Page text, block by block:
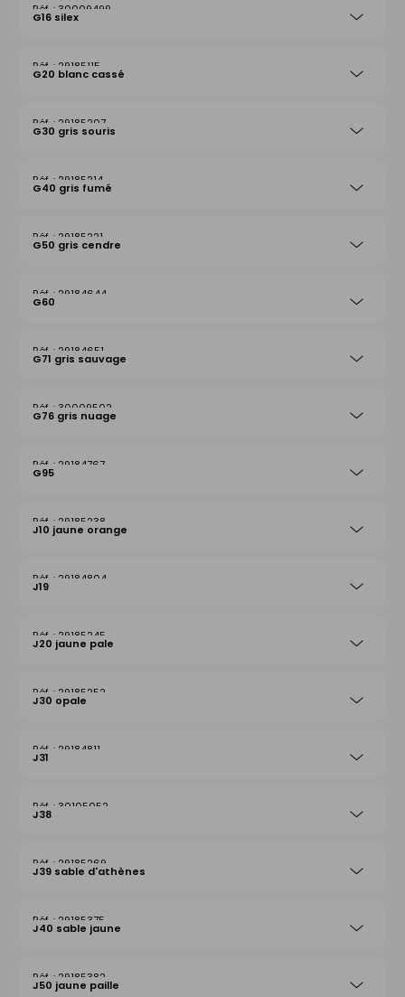
30009499
G16 silex
29185115
G20 blanc cassé
29185207
G30 gris souris
29185214
G40 gris fumé
29185221
G50 gris cendre
29184644
G60
29184651
G71 gris sauvage
30009502
G76 gris nuage
29184767
G95
29185238
J10 jaune orange
29184804
J19
29185245
J20 jaune pale
29185252
J30 opale
29184811
J31
30105052
J38
29185269
J39 sable d'athènes
29185375
J40 sable jaune
29185382
J50 jaune paille